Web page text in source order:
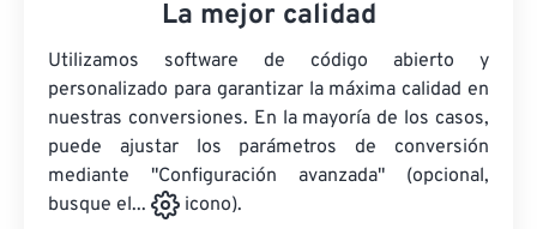
La mejor calidad
Utilizamos software de código abierto y
personalizado para garantizar la máxima calidad en
nuestras conversiones. En la mayoría de los casos,
puede ajustar los parámetros de conversión
mediante "Configuración avanzada" (opcional,
busque el...
icono).